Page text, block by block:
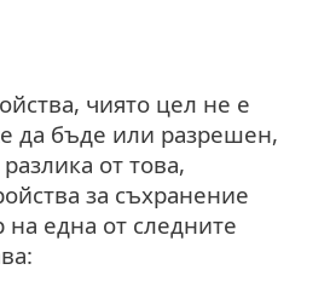
чиято цел не е
да бъде или разрешен,
от това,
за съхранение
на една от следните